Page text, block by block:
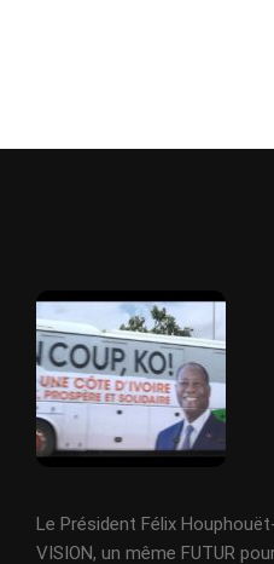
Le Président Félix
VISION, un même FUTUR